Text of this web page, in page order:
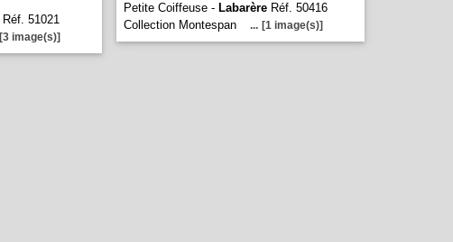
Réf. 51021
[3 image(s)]
Petite Coiffeuse - Labarère Réf. 50416
Collection Montespan
... [1 image(s)]